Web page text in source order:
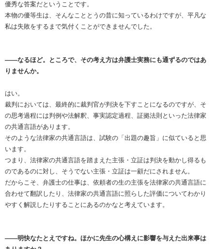
優秀な答案だということです。
本物の優等生は、そんなこととうの昔に知っているわけですが、平凡な
私は失敗をするまで気付くことができませんでした。
――なるほど。ところで、その考え方は弁護士実務にも通ずるのではあ
りませんか。
はい。
裁判においては、最終的に裁判官が判決を下すことになるのですが、そ
の思考過程には判例や法解釈、事実認定過程、証拠法則といった法律家
の共通言語があります。
そのような法律家の共通言語は、試験の「出題の趣旨」に似ていると思
います。
つまり、法律家の共通言語を踏まえた主張・立証は判決を動かし得るも
のであるのに対し、そうでない主張・立証は一顧だにされません。
だからこそ、弁護士の仕事は、依頼者の生の主張を法律家の共通言語に
合わせて翻訳したり、法律家の共通言語に照らした評価についてわかり
やすく解説したりすることにあるのかなと考えています。
――明快なたとえですね。ほかに先生の心構えに影響を与えた出来事は